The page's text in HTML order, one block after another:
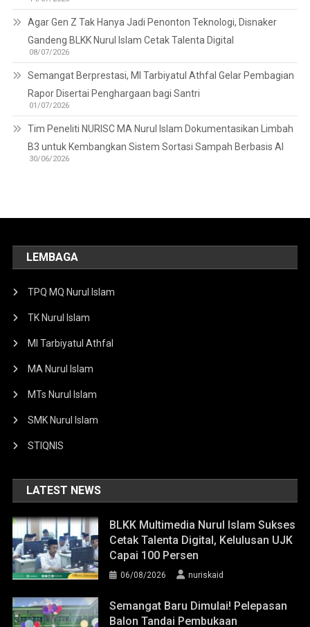
Agar Gen Z Tak Hanya Jadi Penonton Teknologi, Disnaker
Gandeng BLKK Nurul Islam Cetak Talenta Digital
08/07/2026
Semangat Berprestasi, MI Tarbiyatul Athfal Gelar Pembagian
Rapor Disertai Penghargaan bagi Santri
01/07/2026
Tim Peneliti NURISC MA Nurul Islam Dokumentasikan Limbah
B3 untuk Kembangkan Sistem Sortasi Sampah Berbasis AI
30/06/2026
LEMBAGA
TPQ MQ Nurul Islam
TK Nurul Islam
MI Tarbiyatul Athfal
MA Nurul Islam
MTs Nurul Islam
SMK Nurul Islam
STIQNIS
LATEST NEWS
BLKK Multimedia Nurul Islam Sukses
Cetak Talenta Digital, Kelulusan UJK
Capai 100 Persen
06/08/2026 nuriskaid
Semangat Baru Dimulai! Pelepasan
Balon Tandai Pembukaan